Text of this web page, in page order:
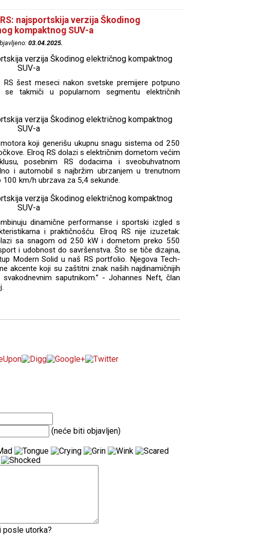
najsportskija verzija Škodinog
kompaktnog SUV-a
03.04.2025.
šest meseci nakon svetske premijere potpuno
takmiči u popularnom segmentu električnih
koji generišu ukupnu snagu sistema od 250
Elroq RS dolazi s električnim dometom većim
posebnim RS dodacima i sveobuhvatnom
i automobil s najbržim ubrzanjem u trenutnom
km/h ubrzava za 5,4 sekunde.
dinamične performanse i sportski izgled s
i praktičnošću. Elroq RS nije izuzetak:
sa snagom od 250 kW i dometom preko 550
i udobnost do savršenstva. Što se tiče dizajna,
Modern Solid u naš RS portfolio. Njegova Tech-
akcente koji su zaštitni znak naših najdinamičnijih
saputnikom.” - Johannes Neft, član
(neće biti objavljen)
posle utorka?